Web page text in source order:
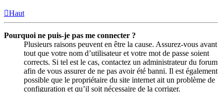
Haut
Pourquoi ne puis-je pas me connecter ?
Plusieurs raisons peuvent en être la cause. Assurez-vous avant
tout que votre nom d’utilisateur et votre mot de passe soient
corrects. Si tel est le cas, contactez un administrateur du forum
afin de vous assurer de ne pas avoir été banni. Il est également
possible que le propriétaire du site internet ait un problème de
configuration et qu’il soit nécessaire de la corriger.